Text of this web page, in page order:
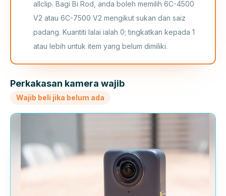
allclip. Bagi Bi Rod, anda boleh memilih 6C-4500
V2 atau 6C-7500 V2 mengikut sukan dan saiz
padang. Kuantiti lalai ialah 0; tingkatkan kepada 1
atau lebih untuk item yang belum dimiliki.
Perkakasan kamera wajib
Wajib beli jika belum ada